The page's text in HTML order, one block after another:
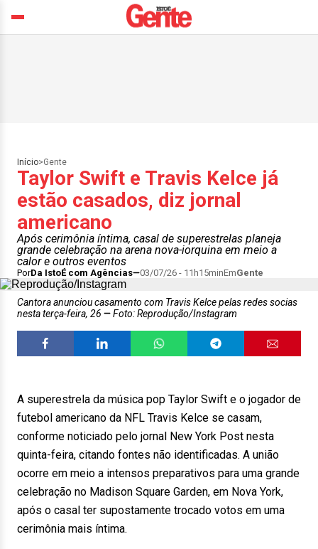
Início>Gente
Taylor Swift e Travis Kelce já
estão casados, diz jornal
americano
Após cerimônia íntima, casal de superestrelas planeja
grande celebração na arena nova-iorquina em meio a
calor e outros eventos
PorDa IstoÉ com Agências 03/07/26 - 11h15minEmGente
Cantora anunciou casamento com Travis Kelce pelas redes socias
nesta terça-feira, 26
Foto: Reprodução/Instagram
A superestrela da música pop Taylor Swift e o jogador de
futebol americano da NFL Travis Kelce se casam,
conforme noticiado pelo jornal New York Post nesta
quinta-feira, citando fontes não identificadas. A união
ocorre em meio a intensos preparativos para uma grande
celebração no Madison Square Garden, em Nova York,
após o casal ter supostamente trocado votos em uma
cerimônia mais íntima.